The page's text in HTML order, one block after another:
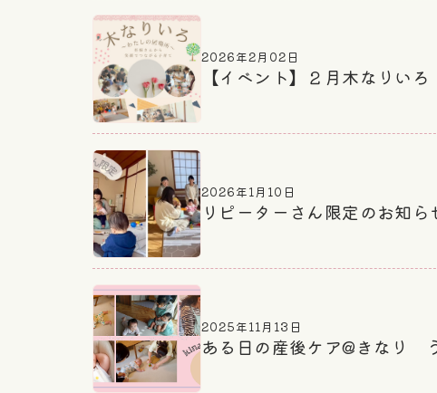
2026年2月02日
【イベント】２月木なりい
2026年1月10日
リピーターさん限定のお知ら
2025年11月13日
ある日の産後ケア@きなり